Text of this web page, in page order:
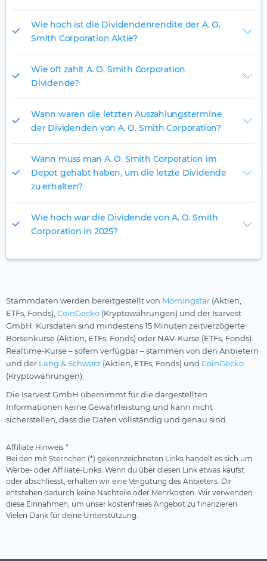
Wie hoch ist die Dividendenrendite der A. O.
Smith Corporation Aktie?
Wie oft zahlt A. O. Smith Corporation
Dividende?
Wann waren die letzten Auszahlungstermine
der Dividenden von A. O. Smith Corporation?
Wann muss man A. O. Smith Corporation im
Depot gehabt haben, um die letzte Dividende
zu erhalten?
Wie hoch war die Dividende von A. O. Smith
Corporation in 2025?
Stammdaten werden bereitgestellt von Morningstar (Aktien,
ETFs, Fonds), CoinGecko (Kryptowährungen) und der Isarvest
GmbH. Kursdaten sind mindestens 15 Minuten zeitverzögerte
Börsenkurse (Aktien, ETFs, Fonds) oder NAV-Kurse (ETFs, Fonds).
Realtime-Kurse – sofern verfügbar – stammen von den Anbietern
und der Lang & Schwarz (Aktien, ETFs, Fonds) und CoinGecko
(Kryptowährungen).
Die Isarvest GmbH übernimmt für die dargestellten
Informationen keine Gewährleistung und kann nicht
sicherstellen, dass die Daten vollständig und genau sind.
Affiliate Hinweis *
Bei den mit Sternchen (*) gekennzeichneten Links handelt es sich um
Werbe- oder Affiliate-Links. Wenn du über diesen Link etwas kaufst
oder abschliesst, erhalten wir eine Vergütung des Anbieters. Dir
entstehen dadurch keine Nachteile oder Mehrkosten. Wir verwenden
diese Einnahmen, um unser kostenfreies Angebot zu finanzieren.
Vielen Dank für deine Unterstützung.